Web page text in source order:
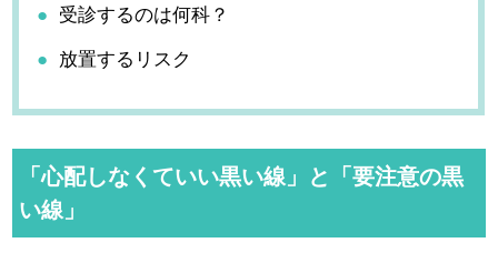
受診するのは何科？
放置するリスク
「心配しなくていい黒い線」と「要注意の黒
い線」